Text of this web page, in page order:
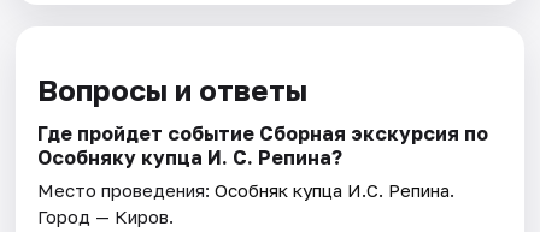
Вопросы и ответы
Где пройдет событие Сборная экскурсия по
Особняку купца И. С. Репина?
Место проведения:Особняк купца И.С. Репина.
Город — Киров.